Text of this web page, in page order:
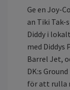
Ge en Joy-
an Tiki Tak-
Diddy i
med Diddys
Barrel Jet,
DK:s
för att rulla